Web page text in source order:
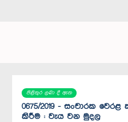
පිළිතුර ලබා දී ඇත
0675/2019 - සංචාරක
කිරීම : වැය වන මුදල